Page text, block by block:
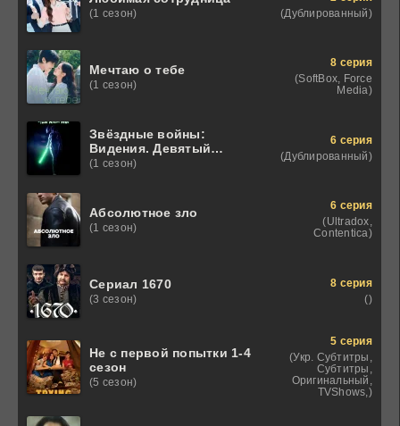
(1 сезон)
(Дублированный)
Мечтаю о тебе
(1 сезон)
8 серия
(SoftBox, Force
Media)
Звёздные войны:
Видения. Девятый
джедай
(1 сезон)
6 серия
(Дублированный)
Абсолютное зло
(1 сезон)
6 серия
(Ultradox,
Contentica)
Сериал 1670
(3 сезон)
8 серия
()
Не с первой попытки 1-4
сезон
(5 сезон)
5 серия
(Укр. Субтитры,
Субтитры,
Оригинальный,
TVShows,)